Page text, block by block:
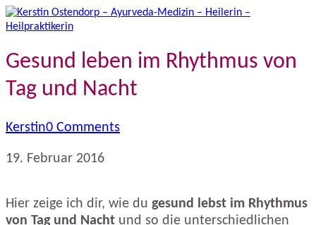
Gesund leben im Rhythmus von
Tag und Nacht
Kerstin0 Comments
19. Februar 2016
Hier zeige ich dir, wie du gesund lebst im Rhythmus
von Tag und Nacht und so die unterschiedlichen